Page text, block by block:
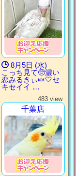
8月5日 (水)
こっち見て🥺濃い
恋みるきぃ🍬‎🤍‎セ
キセイイ …
483 view
千葉店